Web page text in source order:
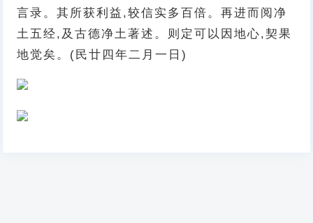
言录。其所获利益,较信实多百倍。再进而阅净
土五经,及古德净土著述。则定可以因地心,契果
地觉矣。(民廿四年二月一日)